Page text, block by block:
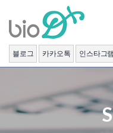
content
블로그 카카오톡 인스타그램